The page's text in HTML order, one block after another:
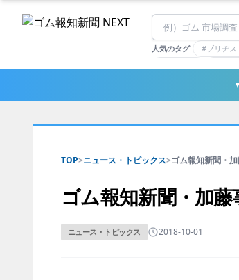
人気のタグ #ブリヂス
▼
TOP>ニュース・トピックス>ゴム報知新聞・
ゴム報知新聞・加
ニュース・トピックス 2018-10-01